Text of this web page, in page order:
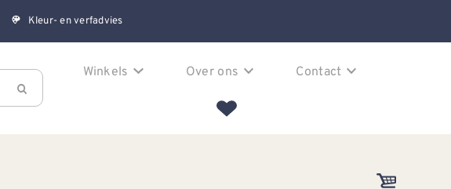
Kleur- en verfadvies
Winkels Over ons Contact